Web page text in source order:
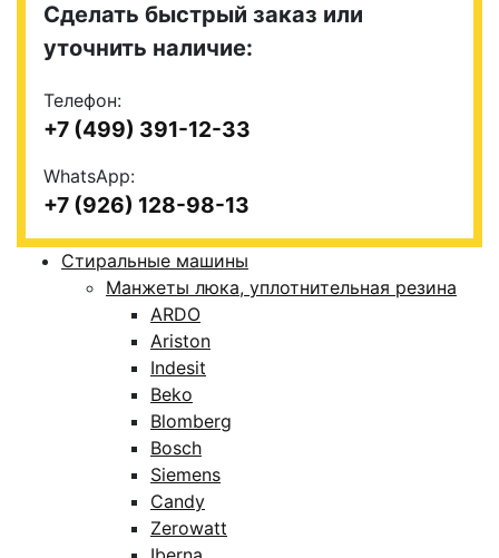
Сделать быстрый заказ или
уточнить наличие:
Телефон:
+7 (499) 391-12-33
WhatsApp:
+7 (926) 128-98-13
Стиральные машины
Манжеты люка, уплотнительная резина
ARDO
Ariston
Indesit
Beko
Blomberg
Bosch
Siemens
Candy
Zerowatt